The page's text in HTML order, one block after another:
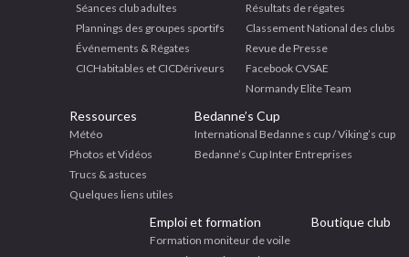
Séances club adultes
Plannings des groupes sportifs
Événements & Régates
CICHabitables et CICDériveurs
Résultats de régates
Classement National des clubs
Revue de Presse
Facebook CVSAE
Normandy Elite Team
Ressources
Météo
Photos et Vidéos
Trucs & astuces
Quelques liens utiles
Bedanne’s Cup
International Bedanne s cup / Viking’s cup
Bedanne’s Cup Inter Entreprises
Emploi et formation
Formation moniteur de voile
Boutique club